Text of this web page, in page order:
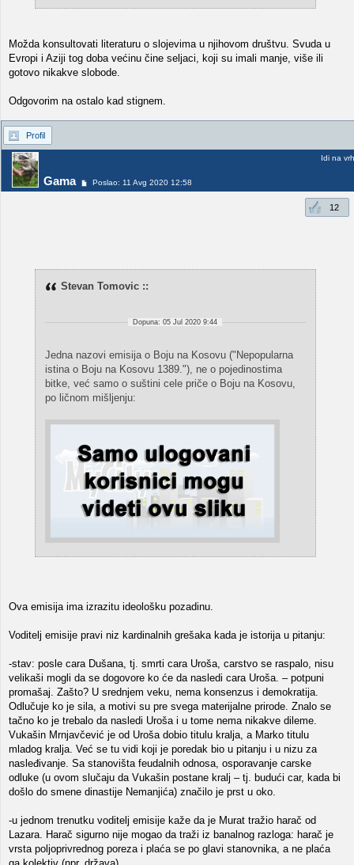
Možda konsultovati literaturu o slojevima u njihovom društvu. Svuda u
Evropi i Aziji tog doba većinu čine seljaci, koji su imali manje, više ili
gotovo nikakve slobode.
Odgovorim na ostalo kad stignem.
Profil
Gama Poslao: 11 Avg 2020 12:58
Idi na vrh
12
Stevan Tomovic ::
Dopuna: 05 Jul 2020 9:44
Jedna nazovi emisija o Boju na Kosovu ("Nepopularna
istina o Boju na Kosovu 1389."), ne o pojedinostima
bitke, već samo o suštini cele priče o Boju na Kosovu,
po ličnom mišljenju:
Ova emisija ima izrazitu ideološku pozadinu.
Voditelj emisije pravi niz kardinalnih grešaka kada je istorija u pitanju:
-stav: posle cara Dušana, tj. smrti cara Uroša, carstvo se raspalo, nisu
velikaši mogli da se dogovore ko će da nasledi cara Uroša. – potpuni
promašaj. Zašto? U srednjem veku, nema konsenzus i demokratija.
Odlučuje ko je sila, a motivi su pre svega materijalne prirode. Znalo se
tačno ko je trebalo da nasledi Uroša i u tome nema nikakve dileme.
Vukašin Mrnjavčević je od Uroša dobio titulu kralja, a Marko titulu
mladog kralja. Već se tu vidi koji je poredak bio u pitanju i u nizu za
nasleđivanje. Sa stanovišta feudalnih odnosa, osporavanje carske
odluke (u ovom slučaju da Vukašin postane kralj – tj. budući car, kada bi
došlo do smene dinastije Nemanjića) značilo je prst u oko.
-u jednom trenutku voditelj emisije kaže da je Murat tražio harač od
Lazara. Harač sigurno nije mogao da traži iz banalnog razloga: harač je
vrsta poljoprivrednog poreza i plaća se po glavi stanovnika, a ne plaća